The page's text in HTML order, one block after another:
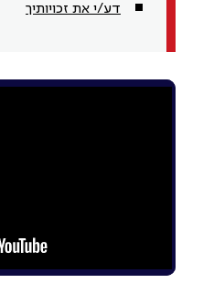
דע/י את זכויותיך